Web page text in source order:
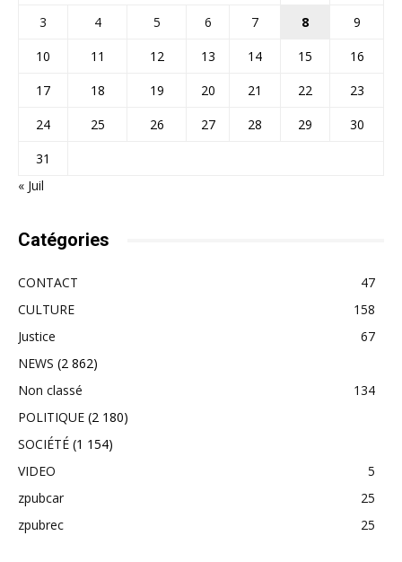
3
4 5 6 7 8
9
10
11 12 13 14 15
16
17
18 19 20 21 22
23
24
25 26 27 28 29
30
31
« Juil
Catégories
CONTACT
47
CULTURE
158
Justice
67
NEWS (2 862)
Non classé
134
POLITIQUE (2 180)
SOCIÉTÉ (1 154)
VIDEO
5
zpubcar
25
zpubrec
25